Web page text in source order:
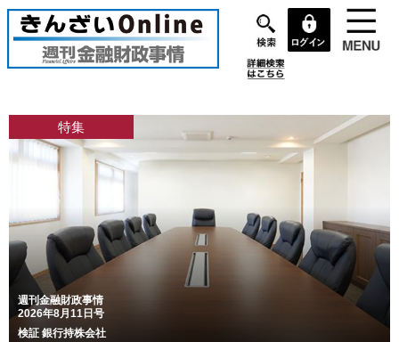
メ
イ
コ
ン
に
動
週刊金融財政事情
2026年8月11日号
検証 銀行持株会社
特集